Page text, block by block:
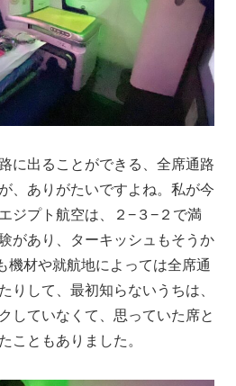
に出ることができる、全席通路
、ありがたいですよね。私が今
ジプト航空は、２−３−２で満
があり、ターキッシュもそうか
機材や就航地によっては全席通
りして、最初知らないうちは、
していなくて、思っていた席と
こともありました。